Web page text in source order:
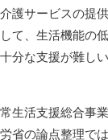
護サービスの提
て、生活機能の
分な支援が難し
生活支援総合事
省の論点整理で